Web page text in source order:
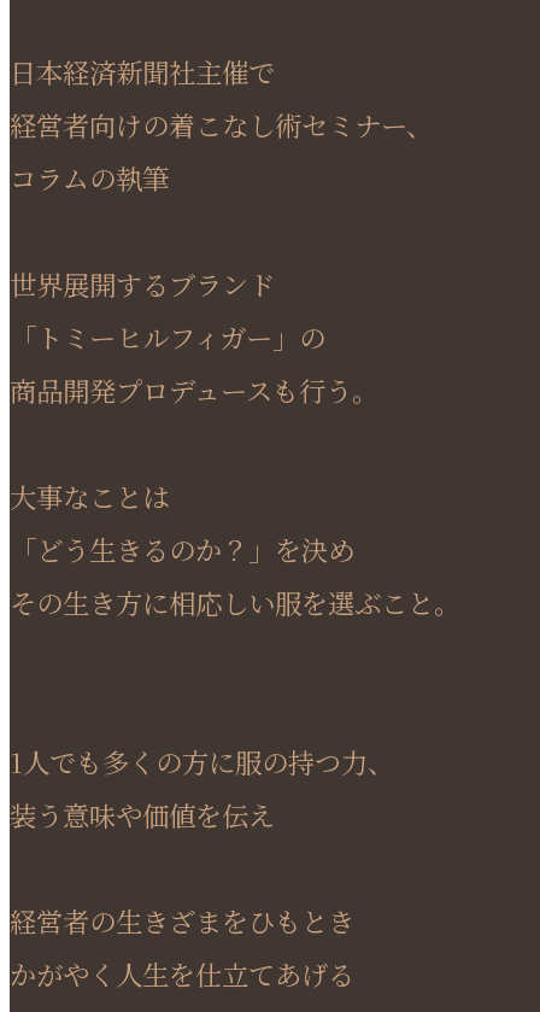
日本経済新聞社主催で
経営者向けの着こなし術セミナー、
コラムの執筆
世界展開するブランド
「トミーヒルフィガー」の
商品開発プロデュースも行う。
大事なことは
「どう生きるのか？」を決め
その生き方に相応しい服を選ぶこと。
1人でも多くの方に服の持つ力、
装う意味や価値を伝え
経営者の生きざまをひもとき
かがやく人生を仕立てあげる